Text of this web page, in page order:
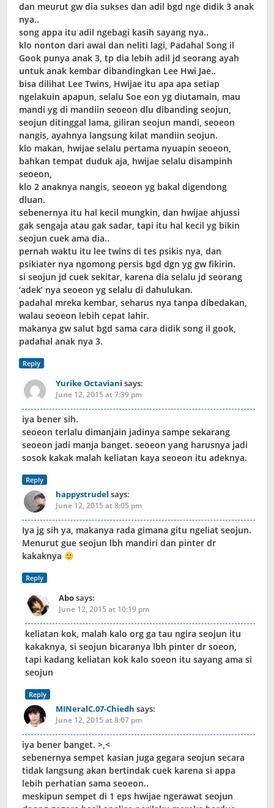
dan meurut gw dia sukses dan adil bgd nge didik 3 anak
nya..
song appa itu adil ngebagi kasih sayang nya..
klo nonton dari awal dan neliti lagi, Padahal Song il
Gook punya anak 3, tp dia lebih adil jd seorang ayah
untuk anak kembar dibandingkan Lee Hwi Jae..
bisa dilihat Lee Twins, Hwijae itu apa apa setiap
ngelakuin apapun, selalu Soe eon yg diutamain, mau
mandi yg di mandiin seoeon dlu dibanding seojun,
seojun ditinggal lama, giliran seojun mandi, seoeon
nangis, ayahnya langsung kilat mandiin seojun.
klo makan, hwijae selalu pertama nyuapin seoeon,
bahkan tempat duduk aja, hwijae selalu disampinh
seoeon,
klo 2 anaknya nangis, seoeon yg bakal digendong
dluan.
sebenernya itu hal kecil mungkin, dan hwijae ahjussi
gak sengaja atau gak sadar, tapi itu hal kecil yg bikin
seojun cuek ama dia..
pernah waktu itu lee twins di tes psikis nya, dan
psikiater nya ngomong persis bgd dgn yg gw fikirin.
si seojun jd cuek sekitar, karena dia selalu jd seorang
‘adek’ nya seoeon yg selalu di dahulukan.
padahal mreka kembar, seharus nya tanpa dibedakan,
walau seoeon lebih cepat lahir.
makanya gw salut bgd sama cara didik song il gook,
padahal anak nya 3.
Reply
Yurike Octaviani says:
June 12, 2015 at 7:39 pm
iya bener sih.
seoeon terlalu dimanjain jadinya sampe sekarang
seoeon jadi manja banget. seoeon yang harusnya jadi
sosok kakak malah keliatan kaya seoeon itu adeknya.
Reply
happystrudel says:
June 12, 2015 at 8:05 pm
Iya jg sih ya, makanya rada gimana gitu ngeliat seojun.
Menurut gue seojun lbh mandiri dan pinter dr
kakaknya
Reply
Abosays:
June 12, 2015 at 10:19 pm
keliatan kok, malah kalo org ga tau ngira seojun itu
kakaknya, si seojun bicaranya lbh pinter dr soeon,
tapi kadang keliatan kok kalo soeon itu sayang ama si
seojun
Reply
MINeralC.07-Chiedh says:
June 12, 2015 at 8:07 pm
iya bener banget. >,<
sebenernya sempet kasian juga gegara seojun secara
tidak langsung akan bertindak cuek karena si appa
lebih perhatian sama seoeon..
meskipun sempet di 1 eps hwijae ngerawat seojun